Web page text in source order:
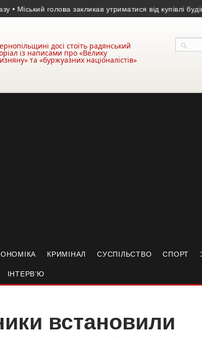
голова закликав утриматися від купівлі будівлі у
досі стоїть радянський
із написами про «Велику
та «буржуазних націоналістів»
КРИМІНАЛ СУСПІЛЬСТВО СПОРТ
ІНТЕРВ’Ю
встановили